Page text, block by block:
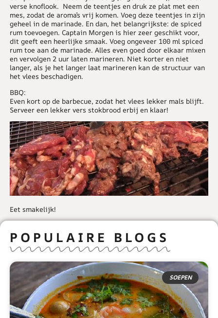
verse knoflook. Neem de teentjes en druk ze plat met een
mes, zodat de aroma’s vrij komen. Voeg deze teentjes in zijn
geheel in de marinade. En dan, het belangrijkste: de spiced
rum toevoegen. Captain Morgen is hier zeer geschikt voor,
dit geeft een heerlijke smaak. Voeg ongeveer 100 ml spiced
rum toe aan de marinade. Alles even goed door elkaar mixen
en vervolgen 2 uur laten marineren. Niet korter en niet
langer, als je het langer laat marineren kan de structuur van
het vlees beschadigen.
BBQ:
Even kort op de barbecue, zodat het vlees lekker mals blijft.
Serveer een lekker vers stokbrood erbij en klaar!
Eet smakelijk!
POPULAIRE BLOGS
SOEPEN